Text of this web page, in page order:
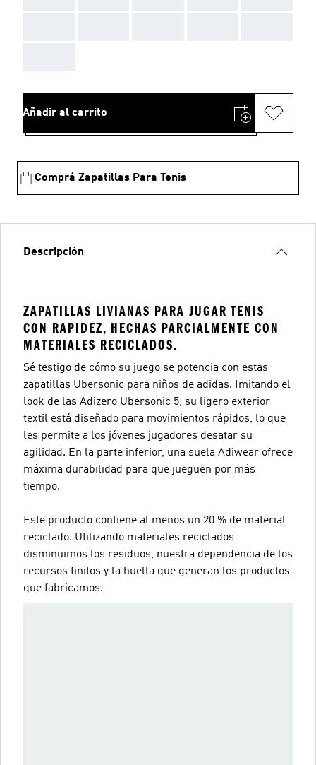
Añadir al carrito
Comprá Zapatillas Para Tenis
Descripción
ZAPATILLAS LIVIANAS PARA JUGAR TENIS
CON RAPIDEZ, HECHAS PARCIALMENTE CON
MATERIALES RECICLADOS.
Sé testigo de cómo su juego se potencia con estas
zapatillas Ubersonic para niños de adidas. Imitando el
look de las Adizero Ubersonic 5, su ligero exterior
textil está diseñado para movimientos rápidos, lo que
les permite a los jóvenes jugadores desatar su
agilidad. En la parte inferior, una suela Adiwear ofrece
máxima durabilidad para que jueguen por más
tiempo.
Este producto contiene al menos un 20 % de material
reciclado. Utilizando materiales reciclados
disminuimos los residuos, nuestra dependencia de los
recursos finitos y la huella que generan los productos
que fabricamos.